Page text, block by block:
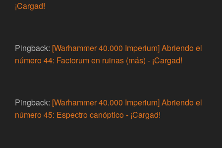
¡Cargad!
Pingback: [Warhammer 40.000 Imperium] Abriendo el
número 44: Factorum en ruinas (más) - ¡Cargad!
Pingback: [Warhammer 40.000 Imperium] Abriendo el
número 45: Espectro canóptico - ¡Cargad!